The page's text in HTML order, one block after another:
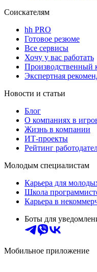
Соискателям
hh PRO
Готовое резюме
Все сервисы
Хочу у вас работать
Производственный
Экспертная
Новости и статьи
Блог
О компаниях в
Жизнь в компании
ИТ-проекты
Рейтинг
Молодым специалистам
Карьера для
Школа
Карьера в
Боты для
Мобильное приложение